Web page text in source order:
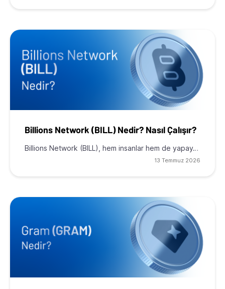
Billions Network (BILL) Nedir? Nasıl Çalışır?
Billions Network (BILL), hem insanlar hem de yapay…
13 Temmuz 2026